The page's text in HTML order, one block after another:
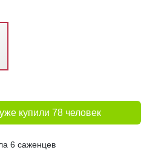
купили 78 человек
6 саженцев